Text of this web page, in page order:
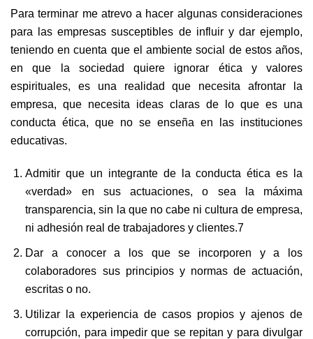
Para terminar me atrevo a hacer algunas consideraciones
para las empresas susceptibles de influir y dar ejemplo,
teniendo en cuenta que el ambiente social de estos años,
en que la sociedad quiere ignorar ética y valores
espirituales, es una realidad que necesita afrontar la
empresa, que necesita ideas claras de lo que es una
conducta ética, que no se enseña en las instituciones
educativas.
Admitir que un integrante de la conducta ética es la
«verdad» en sus actuaciones, o sea la máxima
transparencia, sin la que no cabe ni cultura de empresa,
ni adhesión real de trabajadores y clientes.7
Dar a conocer a los que se incorporen y a los
colaboradores sus principios y normas de actuación,
escritas o no.
Utilizar la experiencia de casos propios y ajenos de
corrupción, para impedir que se repitan y para divulgar